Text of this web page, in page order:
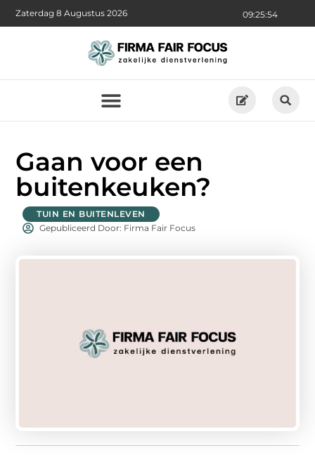
09:25:55
Zaterdag 8 Augustus 2026
Gaan voor een
buitenkeuken?
TUIN EN BUITENLEVEN
Gepubliceerd Door: Firma Fair Focus